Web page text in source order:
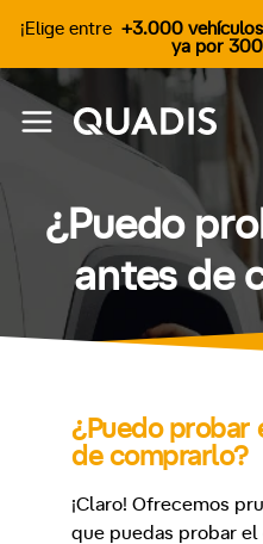
¡Elige entre +3.000 vehículos
ya por
¿Puedo
antes de
¿Puedo probar
de comprarlo?
¡Claro! Ofrecemos
que puedas probar